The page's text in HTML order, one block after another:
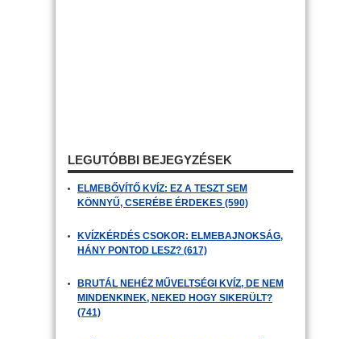
LEGUTÓBBI BEJEGYZÉSEK
ELMEBŐVÍTŐ KVÍZ: EZ A TESZT SEM
KÖNNYŰ, CSERÉBE ÉRDEKES (590)
KVÍZKÉRDÉS CSOKOR: ELMEBAJNOKSÁG,
HÁNY PONTOD LESZ? (617)
BRUTÁL NEHÉZ MŰVELTSÉGI KVÍZ, DE NEM
MINDENKINEK, NEKED HOGY SIKERÜLT?
(741)